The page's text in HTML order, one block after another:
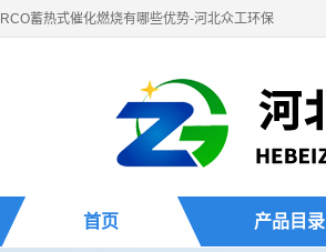
RCO蓄热式催化燃烧有哪些优势-河北众工环保
首页 产品目录